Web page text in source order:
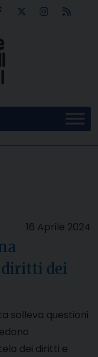
16 Aprile 2024
diritti dei
solleva questioni
dei diritti e